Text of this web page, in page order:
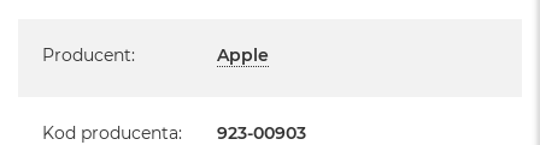
Producent: Apple
Kod producenta: 923-00903